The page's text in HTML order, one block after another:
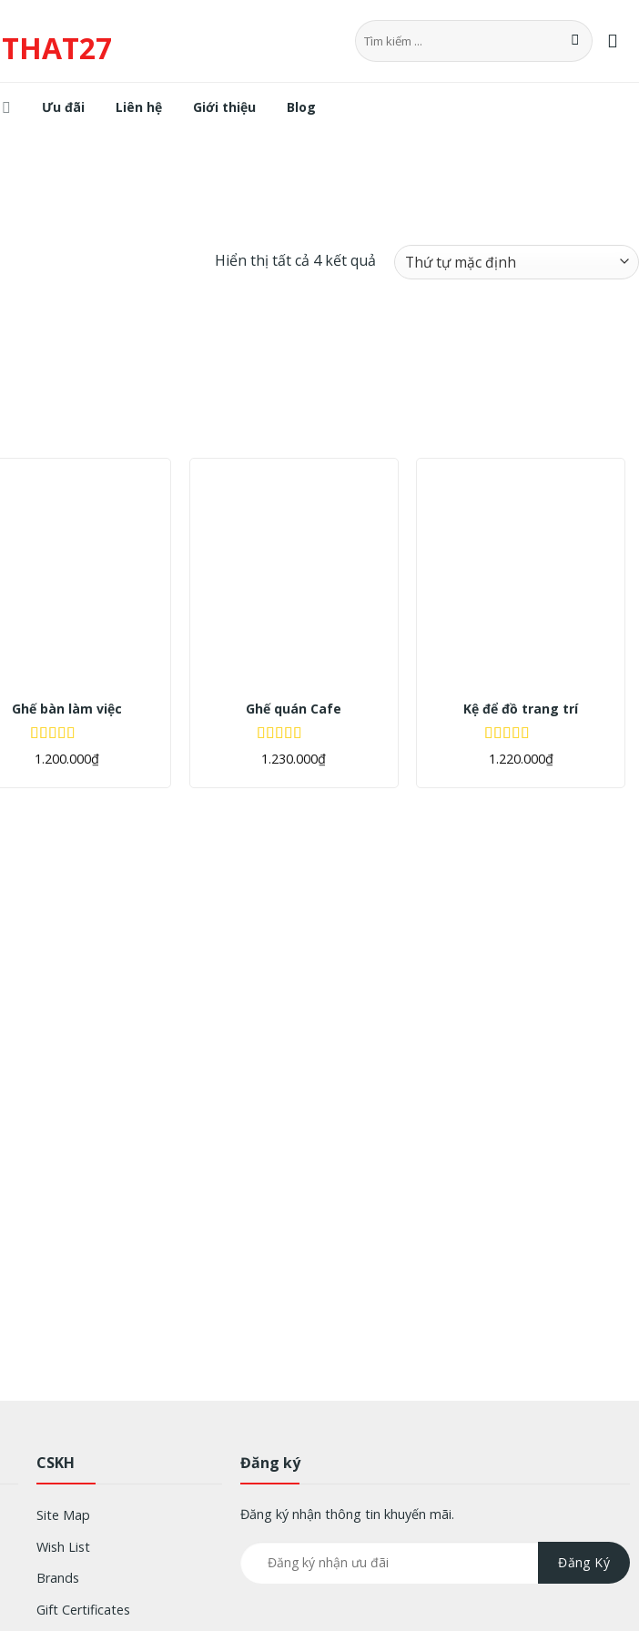
Tìm
kiếm:
Ưu đãi Liên hệ Giới thiệu Blog
Hiển thị tất cả 4 kết quả
Ghế bàn làm việc
Được xếp
5
1.200.000₫
Ghế quán Cafe
Được xếp
5
1.230.000₫
Kệ để đồ trang trí
Được xếp
5
1.220.000₫
CSKH
Site Map
Wish List
Brands
Gift Certificates
Đăng ký
Đăng ký nhận thông tin khuyến mãi.